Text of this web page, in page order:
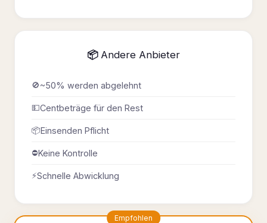
📦 Andere Anbieter
🚫~50% werden abgelehnt
💵Centbeträge für den Rest
📦Einsenden Pflicht
⛔Keine Kontrolle
⚡Schnelle Abwicklung
Empfohlen